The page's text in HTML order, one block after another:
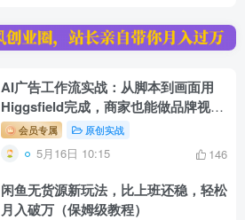
AI广告工作流实战：从脚本到画面用
Higgsfield完成，商家也能做品牌视
频，省万元成本！附提示词
会员专属 原创实战
5月16日 10:15 146
闲鱼无货源新玩法，比上班还稳，轻松
月入破万（保姆级教程）